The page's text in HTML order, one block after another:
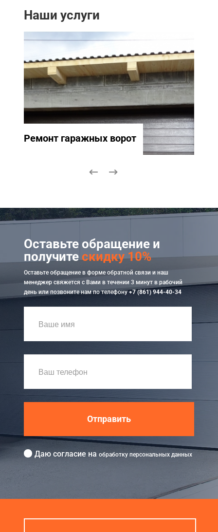
Наши услуги
Ремонт гаражных ворот
Оставьте обращение и
получитескидку 10%
Оставьте обращение в форме обратной связи и наш
менеджер свяжется с Вами в течении 3 минут в рабочий
день или позвоните нам по телефону+7 (861) 944-40-34
Отправить
Даю согласие на обработку персональных данных